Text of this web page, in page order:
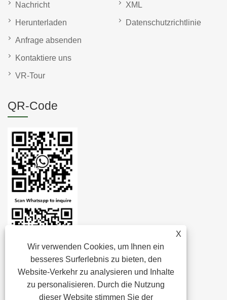
X
Wir verwenden Cookies, um Ihnen ein
besseres Surferlebnis zu bieten, den
Website-Verkehr zu analysieren und Inhalte
zu personalisieren. Durch die Nutzung
dieser Website stimmen Sie der
Nachricht
Herunterladen
Anfrage absenden
Kontaktiere uns
VR-Tour
XML
Datenschutzrichtlinie
QR-Code